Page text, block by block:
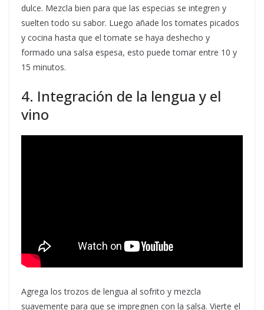
dulce. Mezcla bien para que las especias se integren y
suelten todo su sabor. Luego añade los tomates picados
y cocina hasta que el tomate se haya deshecho y
formado una salsa espesa, esto puede tomar entre 10 y
15 minutos.
4. Integración de la lengua y el
vino
Agrega los trozos de lengua al sofrito y mezcla
suavemente para que se impregnen con la salsa. Vierte el